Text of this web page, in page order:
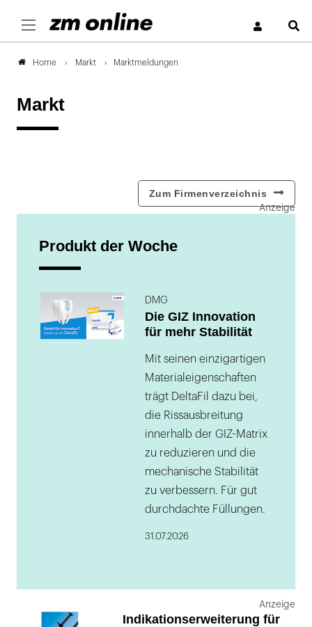
Home Markt Marktmeldungen
Markt
Zum Firmenverzeichnis
Produkt der Woche
DMG
Die GIZ Innovation
für mehr Stabilität
Mit seinen einzigartigen
Materialeigenschaften
trägt DeltaFil dazu bei,
die Rissausbreitung
innerhalb der GIZ-Matrix
zu reduzieren und die
mechanische Stabilität
zu verbessern. Für gut
durchdachte Füllungen.
31.07.2026
Indikationserweiterung für